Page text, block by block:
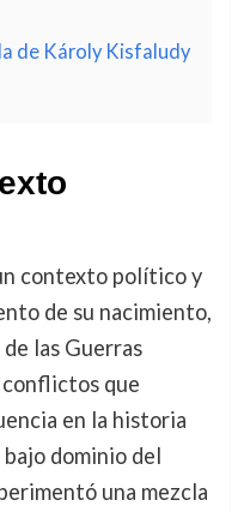
de Károly Kisfaludy
contexto político y
de su nacimiento,
las Guerras
conflictos que
en la historia
bajo dominio del
una mezcla